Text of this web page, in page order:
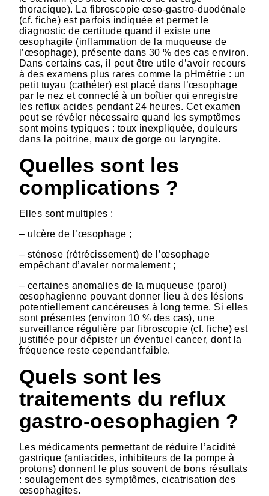
thoracique). La fibroscopie œso-gastro-duodénale
(cf. fiche) est parfois indiquée et permet le
diagnostic de certitude quand il existe une
œsophagite (inflammation de la muqueuse de
l’œsophage), présente dans 30 % des cas environ.
Dans certains cas, il peut être utile d’avoir recours
à des examens plus rares comme la pHmétrie : un
petit tuyau (cathéter) est placé dans l’œsophage
par le nez et connecté à un boîtier qui enregistre
les reflux acides pendant 24 heures. Cet examen
peut se révéler nécessaire quand les symptômes
sont moins typiques : toux inexpliquée, douleurs
dans la poitrine, maux de gorge ou laryngite.
Quelles sont les
complications ?
Elles sont multiples :
– ulcère de l’œsophage ;
– sténose (rétrécissement) de l’œsophage
empêchant d’avaler normalement ;
– certaines anomalies de la muqueuse (paroi)
œsophagienne pouvant donner lieu à des lésions
potentiellement cancéreuses à long terme. Si elles
sont présentes (environ 10 % des cas), une
surveillance régulière par fibroscopie (cf. fiche) est
justifiée pour dépister un éventuel cancer, dont la
fréquence reste cependant faible.
Quels sont les
traitements du reflux
gastro-oesophagien ?
Les médicaments permettant de réduire l’acidité
gastrique (antiacides, inhibiteurs de la pompe à
protons) donnent le plus souvent de bons résultats
: soulagement des symptômes, cicatrisation des
œsophagites.